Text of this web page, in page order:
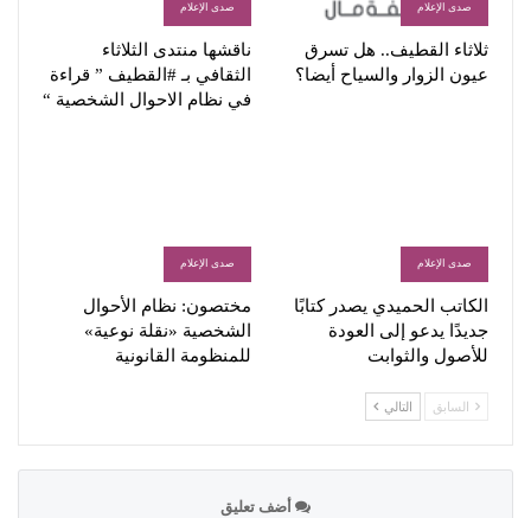
صدى الإعلام
ثلاثاء القطيف.. هل تسرق
عيون الزوار والسياح أيضا؟
صدى الإعلام
ناقشها منتدى الثلاثاء
الثقافي بـ #القطيف ” قراءة
في نظام الاحوال الشخصية “
صدى الإعلام
الكاتب الحميدي يصدر كتابًا
جديدًا يدعو إلى العودة
للأصول والثوابت
صدى الإعلام
مختصون: نظام الأحوال
الشخصية «نقلة نوعية»
للمنظومة القانونية
السابق التالي
أضف تعليق